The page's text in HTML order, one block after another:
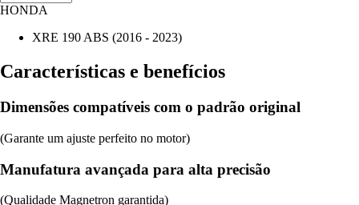
HONDA
XRE 190 ABS (2016 - 2023)
Características e benefícios
Dimensões compatíveis com o padrão original
(Garante um ajuste perfeito no motor)
Manufatura avançada para alta precisão
(Qualidade Magnetron garantida)